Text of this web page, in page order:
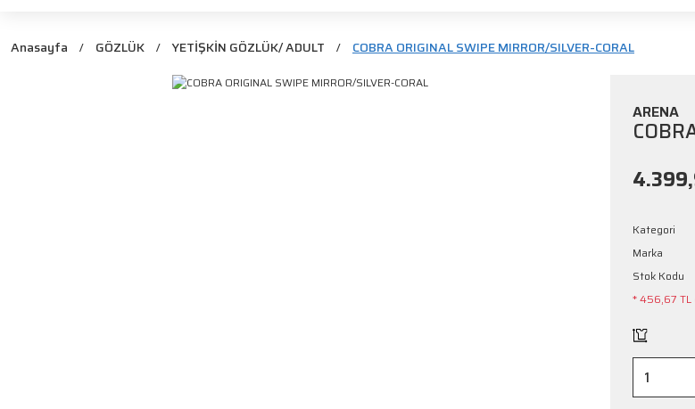
Anasayfa GÖZLÜK YETİŞKİN GÖZLÜK/ ADULT COBRA ORIGINAL SWIPE MIRROR/SILVER-CORAL
ARENA
Kategori
Marka
Stok Kodu
* 456,67